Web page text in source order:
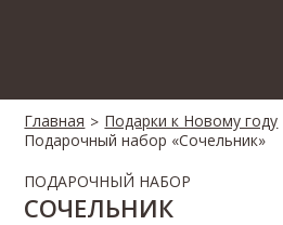
Главная > Подарки к Новому году
Подарочный набор «Сочельник»
ПОДАРОЧНЫЙ НАБОР
СОЧЕЛЬНИК